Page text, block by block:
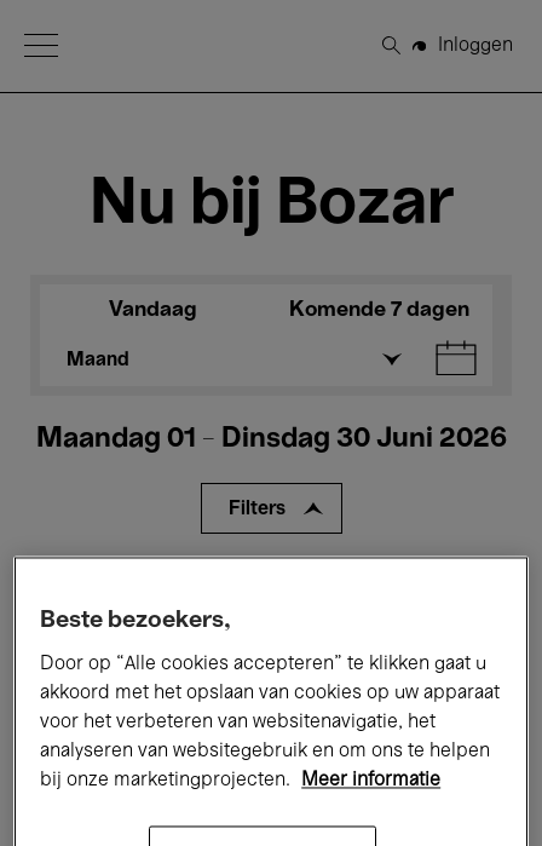
Open Menu
Zoeken
Inloggen
Nu bij Bozar
Vandaag Komende 7 dagen
Maand
Maandag 01 - Dinsdag 30 Juni 2026
Filters
Performances Lezingen & Debatten
Jazz Klassieke Muziek Global Music
Beste bezoekers,
Door op “Alle cookies accepteren” te klikken gaat u
akkoord met het opslaan van cookies op uw apparaat
voor het verbeteren van websitenavigatie, het
analyseren van websitegebruik en om ons te helpen
bij onze marketingprojecten.
Meer informatie